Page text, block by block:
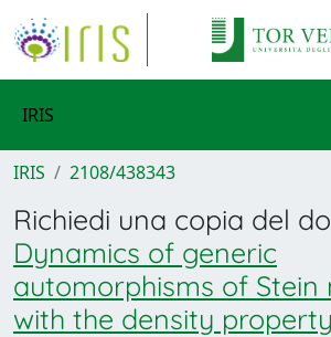
IRIS
IRIS 2108/438343
Richiedi una copia del
Dynamics of generic
automorphisms of Stein
with the density property